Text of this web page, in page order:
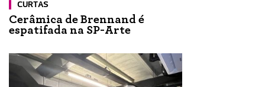
CURTAS
Cerâmica de Brennand é
espatifada na SP-Arte